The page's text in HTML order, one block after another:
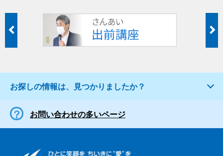
お探しの情報は、見つかりましたか？
お問い合わせの多いページ